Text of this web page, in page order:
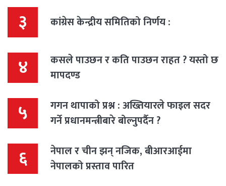
३ कांग्रेस केन्द्रीय समितिको निर्णय :
४
कसले पाउछन र कति पाउछन राहत ? यस्तो छ
मापदण्ड
५
गगन थापाको प्रश्न : अख्तियारले फाइल सदर
गर्ने प्रधानमन्त्रीबारे बोल्नुपर्दैन ?
६
नेपाल र चीन झन् नजिक, बीआरआईमा
नेपालको प्रस्ताव पारित